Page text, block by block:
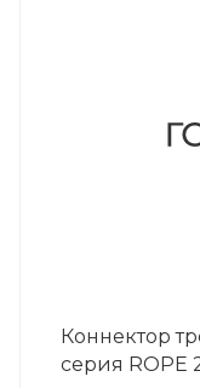
Коннектор
серия ROPE